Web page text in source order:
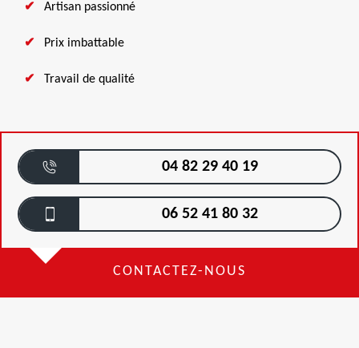
Artisan passionné
Prix imbattable
Travail de qualité
04 82 29 40 19
06 52 41 80 32
CONTACTEZ-NOUS